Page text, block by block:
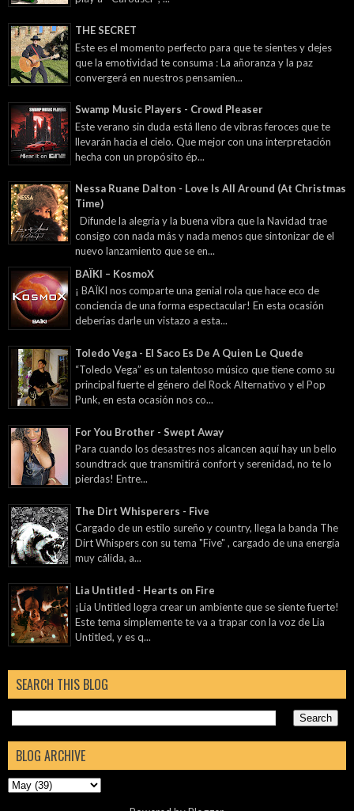
THE SECRET
Este es el momento perfecto para que te sientes y dejes
que la emotividad te consuma : La añoranza y la paz
convergerá en nuestros pensamien...
Swamp Music Players - Crowd Pleaser
Este verano sin duda está lleno de vibras feroces que te
llevarán hacia el cielo. Que mejor con una interpretación
hecha con un propósito ép...
Nessa Ruane Dalton - Love Is All Around (At Christmas
Time)
Difunde la alegría y la buena vibra que la Navidad trae
consigo con nada más y nada menos que sintonizar de el
nuevo lanzamiento que se en...
BAÏKI – KosmoX
¡ BAÏKI nos comparte una genial rola que hace eco de
conciencia de una forma espectacular! En esta ocasión
deberías darle un vistazo a esta...
Toledo Vega - El Saco Es De A Quien Le Quede
“Toledo Vega” es un talentoso músico que tiene como su
principal fuerte el género del Rock Alternativo y el Pop
Punk, en esta ocasión nos co...
For You Brother - Swept Away
Para cuando los desastres nos alcancen aquí hay un bello
soundtrack que transmitirá confort y serenidad, no te lo
pierdas! Entre...
The Dirt Whisperers - Five
Cargado de un estilo sureño y country, llega la banda The
Dirt Whispers con su tema "Five" , cargado de una energía
muy cálida, a...
Lia Untitled - Hearts on Fire
¡Lia Untitled logra crear un ambiente que se siente fuerte!
Este tema simplemente te va a trapar con la voz de Lia
Untitled, y es q...
SEARCH THIS BLOG
BLOG ARCHIVE